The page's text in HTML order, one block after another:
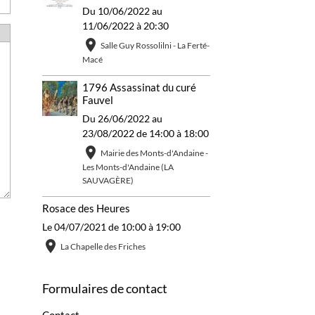
Du 10/06/2022au
11/06/2022à 20:30
Salle Guy Rossolilni - La Ferté-
Macé
1796 Assassinat du curé
Fauvel
Du 26/06/2022au
23/08/2022de 14:00à 18:00
Mairie des Monts-d'Andaine -
Les Monts-d'Andaine (LA
SAUVAGÈRE)
Rosace des Heures
Le 04/07/2021 de 10:00à 19:00
La Chapelle des Friches
Formulaires de contact